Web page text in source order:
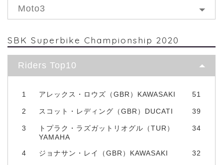
Moto3
SBK Superbike Championship 2020
Riders Top10
1 アレックス・ロウズ（GBR）KAWASAKI 51
2 スコット・レディング（GBR）DUCATI 39
3
トプラク・ラズガットリオグル（TUR）
YAMAHA
34
4 ジョナサン・レイ（GBR）KAWASAKI 32